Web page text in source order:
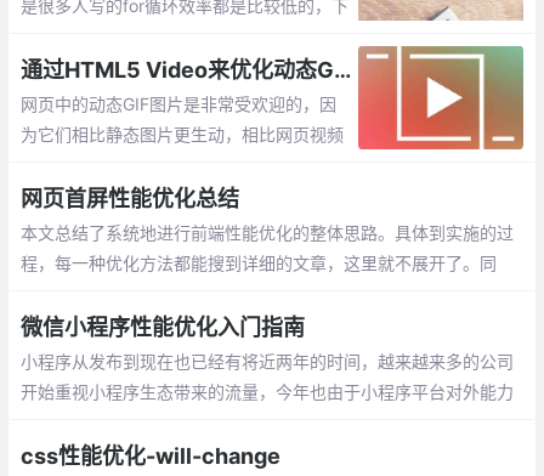
是很多人写的for循环效率都是比较低的，下
来提高我们程序的执行效率。
通过HTML5 Video来优化动态GIF
网页中的动态GIF图片是非常受欢迎的，因
为它们相比静态图片更生动，相比网页视频
积，就导致网页加载速度变慢，内存使用增
加
网页首屏性能优化总结
本文总结了系统地进行前端性能优化的整体思路。具体到实施的过
程，每一种优化方法都能搜到详细的文章，这里就不展开了。同
验。符合预期。
微信小程序性能优化入门指南
小程序从发布到现在也已经有将近两年的时间，越来越来多的公司
开始重视小程序生态带来的流量，今年也由于小程序平台对外能力
也自主的投入到小程序的开发当中
css性能优化-will-change